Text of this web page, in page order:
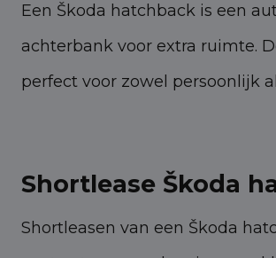
Een Škoda hatchback is een
achterbank voor extra ruimte.
perfect voor zowel persoonlijk
Shortlease Škoda
Shortleasen van een Škoda